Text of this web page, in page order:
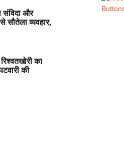
संविदा और
सौतेला व्यवहार,
का
की